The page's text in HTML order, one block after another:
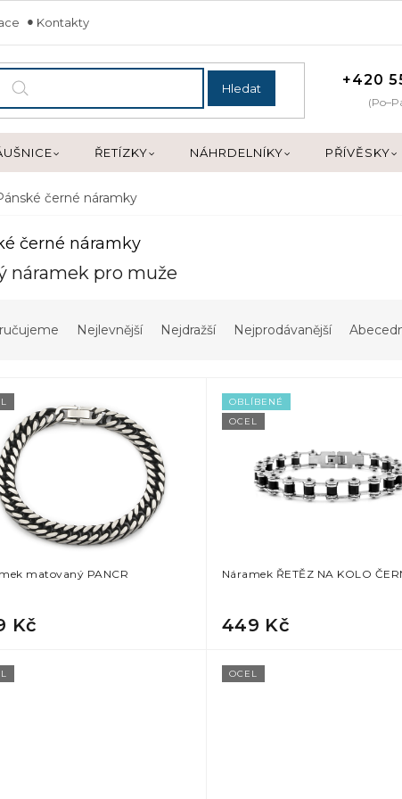
Kontakty
Hledat +420
ŘETÍZKY NÁHRDELNÍKY PŘÍVĚSKY
černé náramky
černé náramky
náramek pro muže
Nejlevnější Nejdražší Nejprodávanější
matovaný PANCR
Kč
OBLÍBENÉ
OCEL
Náramek ŘETĚZ NA KOLO
449 Kč
OCEL